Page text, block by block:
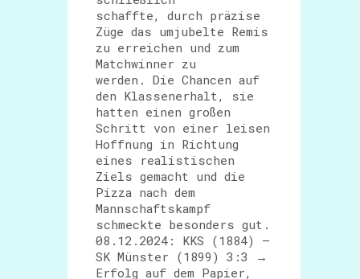
schaffte, durch präzise
Züge das umjubelte Remis
zu erreichen und zum
Matchwinner zu
werden. Die Chancen auf
den Klassenerhalt, sie
hatten einen großen
Schritt von einer leisen
Hoffnung in Richtung
eines realistischen
Ziels gemacht und die
Pizza nach dem
Mannschaftskampf
schmeckte besonders gut.
08.12.2024: KKS (1884) –
SK Münster (1899) 3:3 →
Erfolg auf dem Papier,